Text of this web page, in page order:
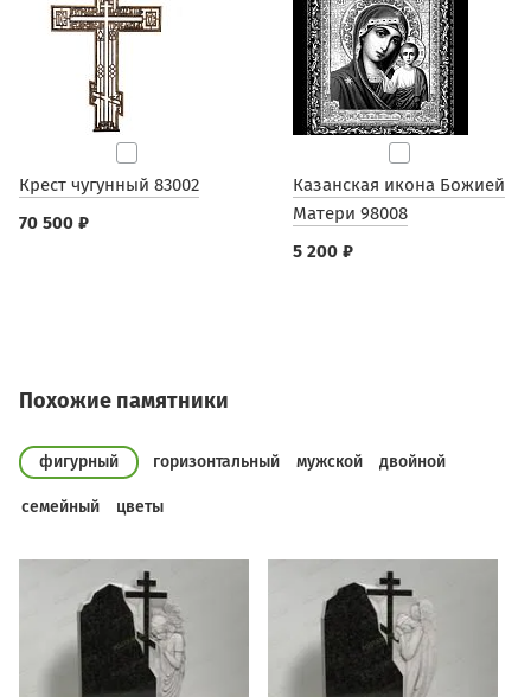
Крест чугунный 83002
70 500 ₽
Казанская икона Божией
Матери 98008
5 200 ₽
Похожие памятники
фигурный горизонтальный мужской двойной
семейный цветы